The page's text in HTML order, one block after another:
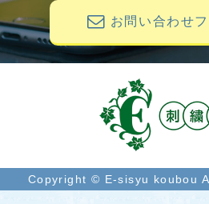
お問い合わせ
Copyright © E-sisyu koubou